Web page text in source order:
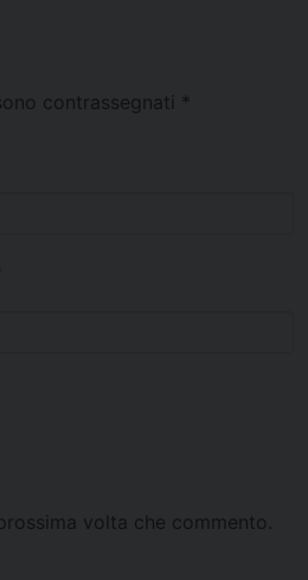
contrassegnati *
volta che commento.